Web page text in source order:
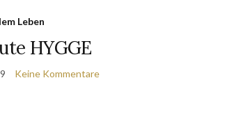
Leben
HYGGE
Keine Kommentare